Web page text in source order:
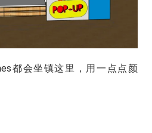
都会坐镇这里，用一点点颜